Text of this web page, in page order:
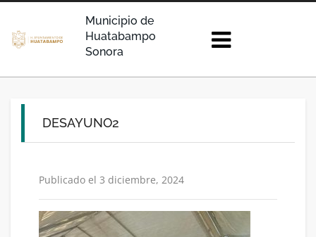
Municipio de
Huatabampo
Sonora
DESAYUNO2
Publicado el 3 diciembre, 2024